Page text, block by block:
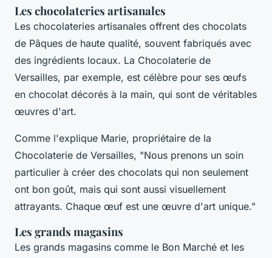
Les chocolateries artisanales
Les chocolateries artisanales offrent des chocolats
de Pâques de haute qualité, souvent fabriqués avec
des ingrédients locaux. La Chocolaterie de
Versailles, par exemple, est célèbre pour ses œufs
en chocolat décorés à la main, qui sont de véritables
œuvres d'art.
Comme l'explique Marie, propriétaire de la
Chocolaterie de Versailles, "Nous prenons un soin
particulier à créer des chocolats qui non seulement
ont bon goût, mais qui sont aussi visuellement
attrayants. Chaque œuf est une œuvre d'art unique."
Les grands magasins
Les grands magasins comme le Bon Marché et les